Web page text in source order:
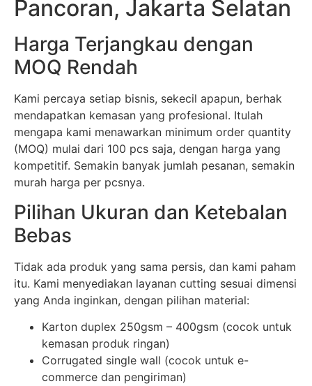
Pancoran, Jakarta Selatan
Harga Terjangkau dengan
MOQ Rendah
Kami percaya setiap bisnis, sekecil apapun, berhak
mendapatkan kemasan yang profesional. Itulah
mengapa kami menawarkan minimum order quantity
(MOQ) mulai dari 100 pcs saja, dengan harga yang
kompetitif. Semakin banyak jumlah pesanan, semakin
murah harga per pcsnya.
Pilihan Ukuran dan Ketebalan
Bebas
Tidak ada produk yang sama persis, dan kami paham
itu. Kami menyediakan layanan cutting sesuai dimensi
yang Anda inginkan, dengan pilihan material:
Karton duplex 250gsm – 400gsm (cocok untuk
kemasan produk ringan)
Corrugated single wall (cocok untuk e-
commerce dan pengiriman)